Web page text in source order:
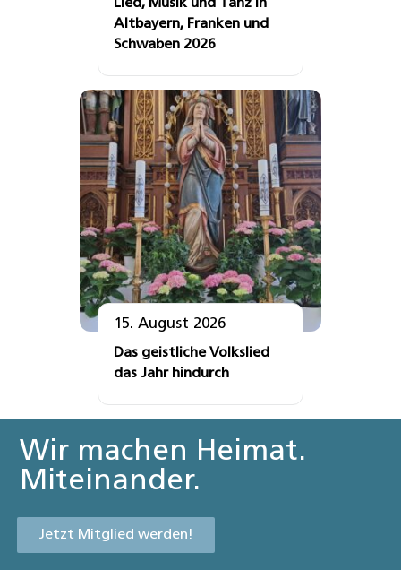
Lied, Musik und Tanz in
Altbayern, Franken und
Schwaben 2026
15. August 2026
Das geistliche Volkslied
das Jahr hindurch
Wir machen Heimat.
Miteinander.
Jetzt Mitglied werden!